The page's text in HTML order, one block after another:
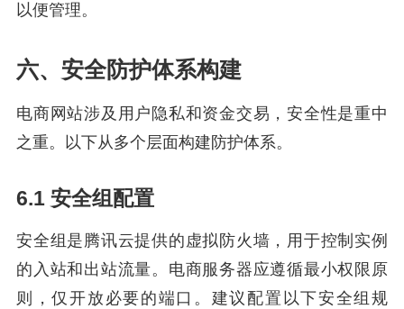
以便管理。
六、安全防护体系构建
电商网站涉及用户隐私和资金交易，安全性是重中
之重。以下从多个层面构建防护体系。
6.1 安全组配置
安全组是腾讯云提供的虚拟防火墙，用于控制实例
的入站和出站流量。电商服务器应遵循最小权限原
则，仅开放必要的端口。建议配置以下安全组规